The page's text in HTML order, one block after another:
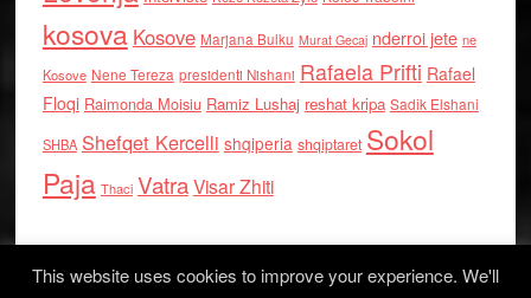
kosova Kosove Marjana Bulku Murat Gecaj nderroi jete ne
Kosove Nene Tereza presidenti Nishani Rafaela Prifti Rafael
Floqi Raimonda Moisiu Ramiz Lushaj reshat kripa Sadik Elshani
SHBA Shefqet Kercelli shqiperia shqiptaret Sokol
Paja Thaci VatraVisar Zhiti
This website uses cookies to improve your experience. We'll